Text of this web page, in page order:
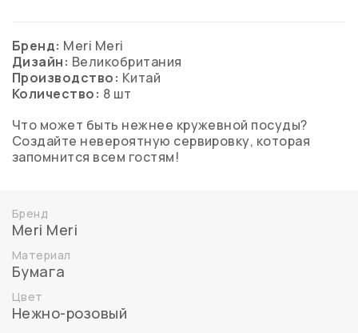
Бренд: Meri Meri
Дизайн: Великобритания
Производство: Китай
Количество: 8 шт
Что может быть нежнее кружевной посуды?
Создайте невероятную сервировку, которая
запомнится всем гостям!
Бренд
Meri Meri
Материал
Бумага
Цвет
Нежно-розовый